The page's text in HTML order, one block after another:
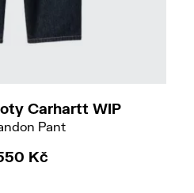
Carhartt WIP
Pant
Kč